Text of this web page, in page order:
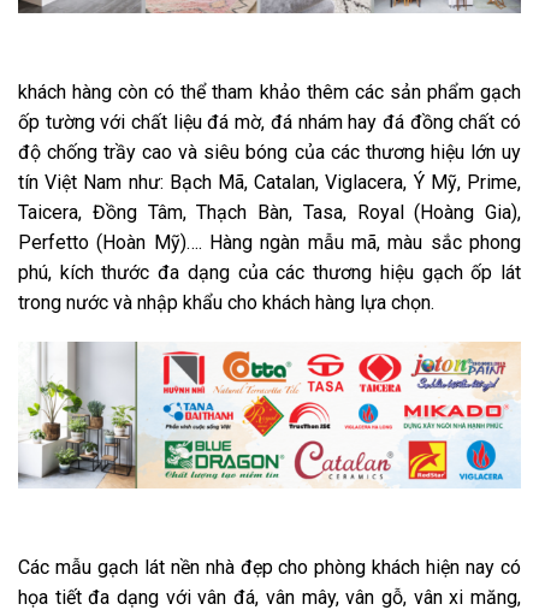
khách hàng còn có thể tham khảo thêm các sản phẩm gạch
ốp tường với chất liệu đá mờ, đá nhám hay đá đồng chất có
độ chống trầy cao và siêu bóng của các thương hiệu lớn uy
tín Việt Nam như: Bạch Mã, Catalan, Viglacera, Ý Mỹ, Prime,
Taicera, Đồng Tâm, Thạch Bàn, Tasa, Royal (Hoàng Gia),
Perfetto (Hoàn Mỹ)…. Hàng ngàn mẫu mã, màu sắc phong
phú, kích thước đa dạng của các thương hiệu gạch ốp lát
trong nước và nhập khẩu cho khách hàng lựa chọn.
Các mẫu gạch lát nền nhà đẹp cho phòng khách hiện nay có
họa tiết đa dạng với vân đá, vân mây, vân gỗ, vân xi măng,